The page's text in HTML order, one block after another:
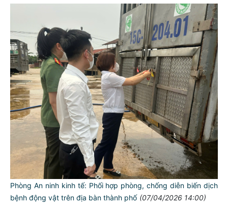
Phòng An ninh kinh tế: Phối hợp phòng, chống diễn biến dịch
bệnh động vật trên địa bàn thành phố (07/04/2026 14:00)